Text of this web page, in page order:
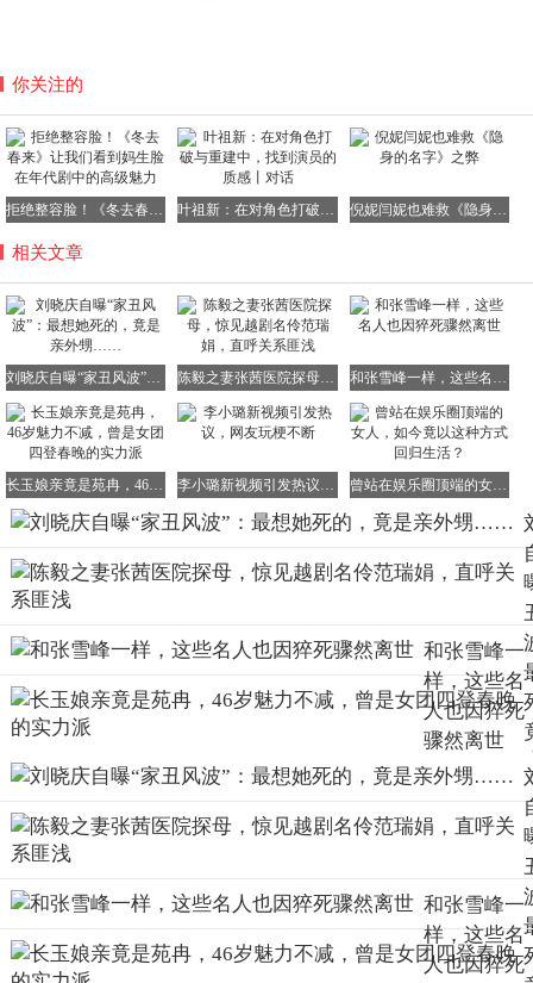
外甥到了上学年龄，刘晓庆安排他上了北京的贵族学校。
为了靖某读书方便，她甚至在学校对面的亚运村斥巨资买下
整栋单元楼。
那时，靖某一直称呼刘晓庆为“妈妈”，不知情的还以为是真
靖某去澳洲留学7年，刘晓庆包揽了他的一切费用，据统计
高达300万，还为他购置了房产和车辆。
说实话，亲妈也不过如此了。
刘晓庆经常在社交媒体上分享与外甥的照片，显然是将他当
作亲儿子看待。
据说，她还曾口头承诺，在她离世后，所有财产都将归外甥
所有。
不仅如此，她还让妹妹妹夫全权管理她的公司，妹妹一家也
都住在她北京的别墅里。
可以说，妹妹一家都是依靠刘晓庆生活，双方关系十分紧
密。
如果一直这样下去，那么等刘晓庆百年之后，靖某无疑会顺
理成章地继承姨妈的遗产。
然而，命运总是爱捉弄人。在看似坚不可摧的关系背后，裂
但自己不想生和别人不让你生，却是天壤之别。
刘晓庆的前夫陈国军曾在传记中提及，刘晓庆的妹妹和妹夫
你关注的
拒绝整容脸！《冬去春来》让我们看到妈生脸在年代剧中的高级魅力 叶祖新：在对角色打破与重建中，找到演员的质感丨对话 倪妮闫妮也难救《隐身的名字》之弊
相关文章
刘晓庆自曝“家丑风波”：最想她死的，竟是亲外甥…… 陈毅之妻张茜医院探母，惊见越剧名伶范瑞娟，直呼关系匪浅 和张雪峰一样，这些名人也因猝死骤然离世
长玉娘亲竟是苑冉，46岁魅力不减，曾是女团四登春晚的实力派 李小璐新视频引发热议，网友玩梗不断 曾站在娱乐圈顶端的女人，如今竟以这种方式回归生活？
和张雪峰一
样，这些名
人也因猝死
骤然离世
和张雪峰一
样，这些名
人也因猝死